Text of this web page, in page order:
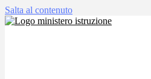
Salta al contenuto